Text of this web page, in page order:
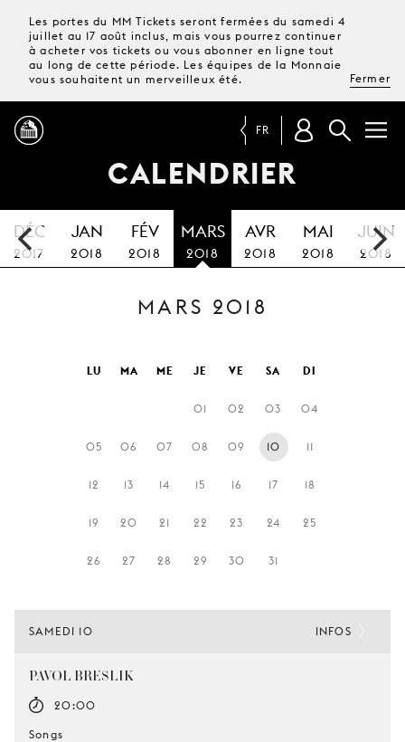
Les portes du MM Tickets seront fermées du samedi 4
juillet au 17 août inclus, mais vous pourrez continuer
à acheter vos tickets ou vous abonner en ligne tout
au long de cette période. Les équipes de la Monnaie
vous souhaitent un merveilleux été.
Fermer
PROGRAMME
MAGAZINE
TICKETS &
ABONNEMENTS
VISITE
MONNAIE
FR
CALENDRIER
DÉC
2017
JAN
2018
FÉV
2018
MARS
2018
AVR
2018
MAI
2018
JUIN
2018
MARS 2018
LU MA ME JE VE SA DI
01 02 03 04
05 06 07 08 09 10 11
12 13 14 15 16 17 18
19 20 21 22 23 24 25
26 27 28 29 30 31
SAMEDI 10
PAVOL BRESLIK
20:00
Songs
INFOS